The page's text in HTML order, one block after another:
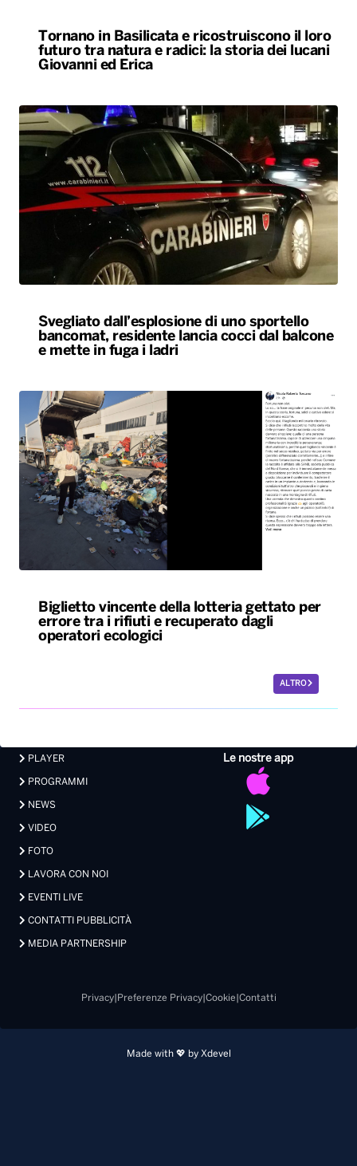
Tornano in Basilicata e ricostruiscono il loro
futuro tra natura e radici: la storia dei lucani
Giovanni ed Erica
Svegliato dall’esplosione di uno sportello
bancomat, residente lancia cocci dal balcone
e mette in fuga i ladri
Biglietto vincente della lotteria gettato per
errore tra i rifiuti e recuperato dagli
operatori ecologici
ALTRO
Le nostre app
PLAYER
PROGRAMMI
NEWS
VIDEO
FOTO
LAVORA CON NOI
EVENTI LIVE
CONTATTI PUBBLICITÀ
MEDIA PARTNERSHIP
Privacy| Preferenze Privacy| Cookie Contatti
Made with 💖 by Xdevel